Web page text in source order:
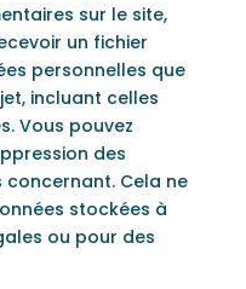
sur le site,
un fichier
personnelles que
incluant celles
Vous pouvez
des
concernant. Cela ne
stockées à
ou pour des